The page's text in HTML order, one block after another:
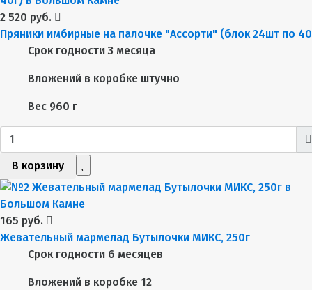
2 520 руб.
Пряники имбирные на палочке "Ассорти" (блок 24шт по
Срок годности 3 месяца
Вложений в коробке штучно
Вес 960 г
В корзину
165 руб.
Жевательный мармелад Бутылочки МИКС, 250г
Срок годности 6 месяцев
Вложений в коробке 12